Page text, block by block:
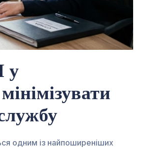
у
одним із найпоширеніших